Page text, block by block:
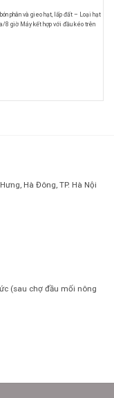
phân và gieo hạt, lấp đất – Loại hạt
8 giờ Máy kết hợp với đầu kéo trên
Hà Đông, TP. Hà Nội
(sau chợ đầu mối nông